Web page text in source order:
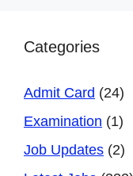
Categories
Admit Card (24)
Examination (1)
Job Updates (2)